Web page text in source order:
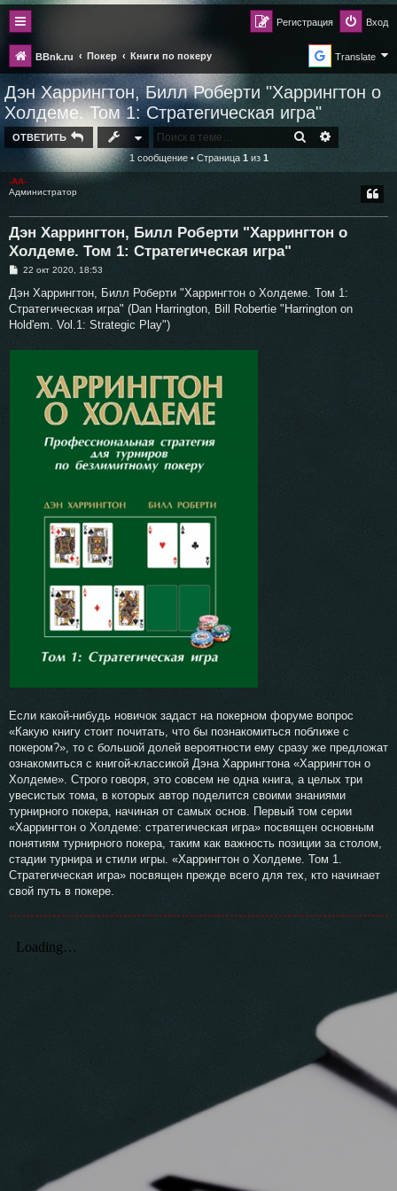
Вход
Регистрация
BBnk.ru Покер Книги по покеру Translate
Дэн Харрингтон, Билл Роберти "Харрингтон о
Холдеме. Том 1: Стратегическая игра"
ОТВЕТИТЬ ПОИСК
1 сообщение • Страница 1 из 1
-AA-
Администратор
Дэн Харрингтон, Билл Роберти "Харрингтон о
Холдеме. Том 1: Стратегическая игра"
С
о
щ
е
22 окт 2020, 18:53
Дэн Харрингтон, Билл Роберти "Харрингтон о Холдеме. Том 1:
Стратегическая игра" (Dan Harrington, Bill Robertie "Harrington on
Hold'em. Vol.1: Strategic Play")
Если какой-нибудь новичок задаст на покерном форуме вопрос
«Какую книгу стоит почитать, что бы познакомиться поближе с
покером?», то с большой долей вероятности ему сразу же предложат
ознакомиться с книгой-классикой Дэна Харрингтона «Харрингтон о
Холдеме». Строго говоря, это совсем не одна книга, а целых три
увесистых тома, в которых автор поделится своими знаниями
турнирного покера, начиная от самых основ. Первый том серии
«Харрингтон о Холдеме: стратегическая игра» посвящен основным
понятиям турнирного покера, таким как важность позиции за столом,
стадии турнира и стили игры. «Харрингтон о Холдеме. Том 1.
Стратегическая игра» посвящен прежде всего для тех, кто начинает
свой путь в покере.